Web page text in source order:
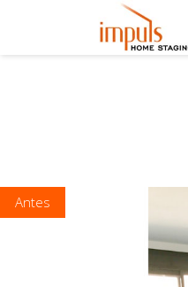
Antes